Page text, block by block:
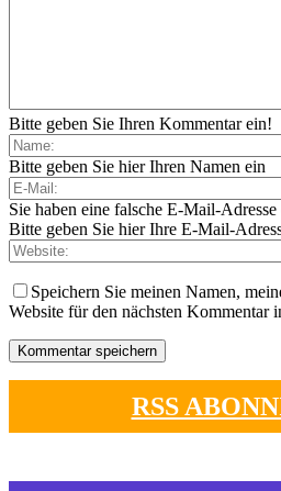
Bitte geben Sie Ihren Kommentar ein!
Bitte geben Sie hier Ihren Namen ein
Sie haben eine falsche E-Mail-Adresse
Bitte geben Sie hier Ihre E-Mail-
Speichern Sie meinen Namen,
Website für den nächsten Kommentar
RSS